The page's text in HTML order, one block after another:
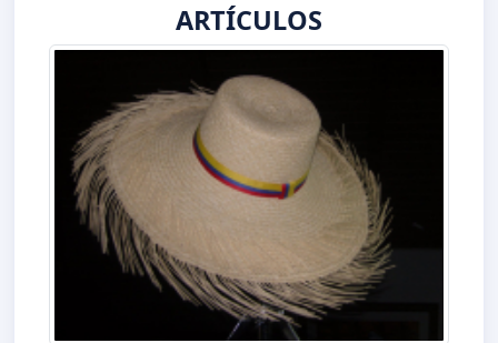
ARTÍCULOS